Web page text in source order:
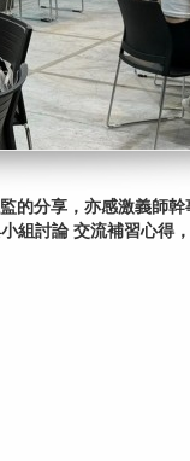
分享，亦感激義師
組討論 交流補習心得